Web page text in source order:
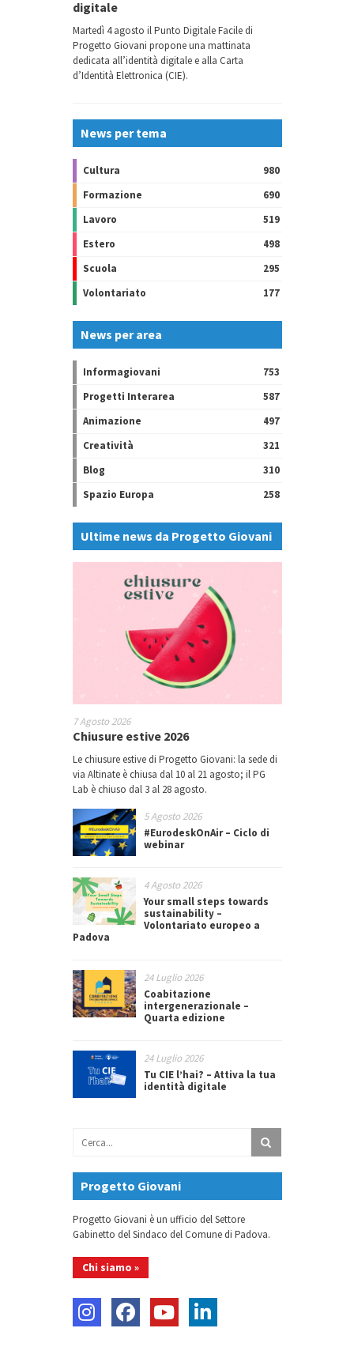
digitale
Martedì 4 agosto il Punto Digitale Facile di
Progetto Giovani propone una mattinata
dedicata all’identità digitale e alla Carta
d’Identità Elettronica (CIE).
News per tema
Cultura
980
Formazione
690
Lavoro
519
Estero
498
Scuola
295
Volontariato
177
News per area
Informagiovani
753
Progetti Interarea
587
Animazione
497
Creatività
321
Blog
310
Spazio Europa
258
Ultime news da Progetto Giovani
7 Agosto 2026
Chiusure estive 2026
Le chiusure estive di Progetto Giovani: la sede di
via Altinate è chiusa dal 10 al 21 agosto; il PG
Lab è chiuso dal 3 al 28 agosto.
5 Agosto 2026
#EurodeskOnAir – Ciclo di
webinar
4 Agosto 2026
Your small steps towards
sustainability –
Volontariato europeo a
Padova
24 Luglio 2026
Coabitazione
intergenerazionale –
Quarta edizione
24 Luglio 2026
Tu CIE l’hai? – Attiva la tua
identità digitale
Progetto Giovani
Progetto Giovani è un ufficio del Settore
Gabinetto del Sindaco del Comune di Padova.
Chi siamo »